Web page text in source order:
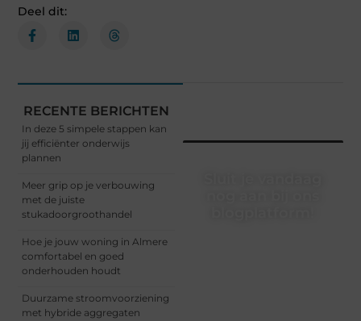
Deel dit:
RECENTE BERICHTEN
In deze 5 simpele stappen kan
jij efficiënter onderwijs
plannen
Meer grip op je verbouwing
met de juiste
stukadoorgroothandel
Hoe je jouw woning in Almere
comfortabel en goed
onderhouden houdt
Duurzame stroomvoorziening
met hybride aggregaten